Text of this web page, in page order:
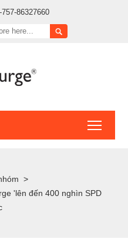
757-86327660

>
'lên đến 400 nghìn SPD